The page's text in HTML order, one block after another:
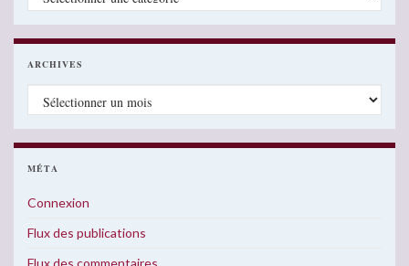
ARCHIVES
Archives
MÉTA
Connexion
Flux des publications
Flux des commentaires